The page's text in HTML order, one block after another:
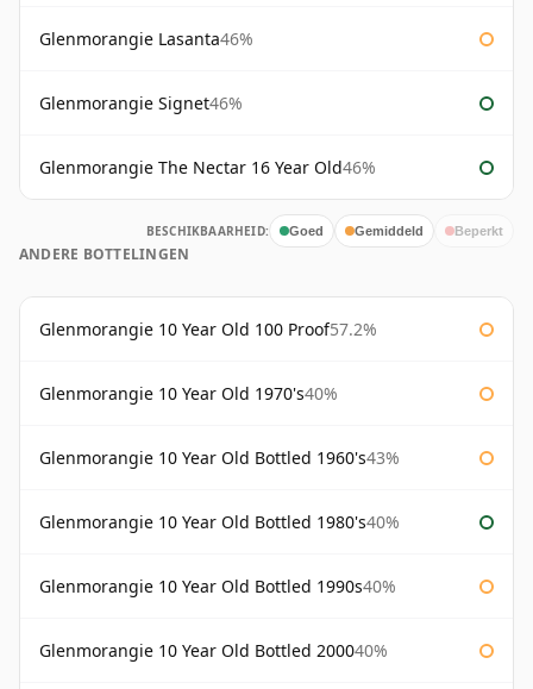
Glenmorangie Lasanta46%
Glenmorangie Signet46%
Glenmorangie The Nectar 16 Year Old46%
BESCHIKBAARHEID: Goed Gemiddeld Beperkt
ANDERE BOTTELINGEN
Glenmorangie 10 Year Old 100 Proof57.2%
Glenmorangie 10 Year Old 1970's40%
Glenmorangie 10 Year Old Bottled 1960's43%
Glenmorangie 10 Year Old Bottled 1980's40%
Glenmorangie 10 Year Old Bottled 1990s40%
Glenmorangie 10 Year Old Bottled 200040%